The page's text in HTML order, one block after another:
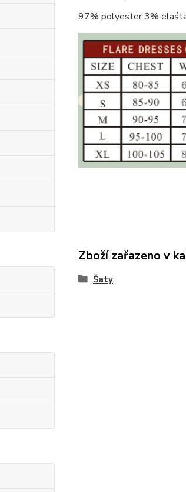
97% polyester 3%
Zboží zařazeno v
Šaty